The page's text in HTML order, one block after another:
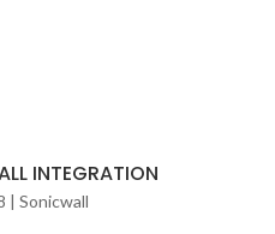
INTEGRATION
| Sonicwall